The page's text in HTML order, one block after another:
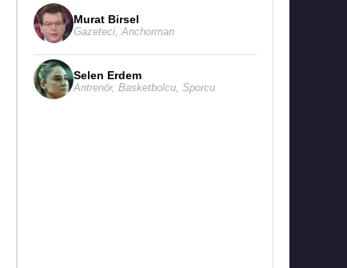
Murat Birsel
Gazeteci Anchorman
Selen Erdem
Antrenör, Basketbolcu Sporcu